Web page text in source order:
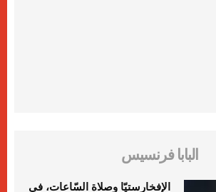
البابا فرنسيس
الإفخارستيّا وصلاة السّاعات، في